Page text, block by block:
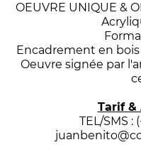
OEUVRE UNIQUE &
Encadrement en bois
Oeuvre signée par
Tarif &
TEL/SMS :